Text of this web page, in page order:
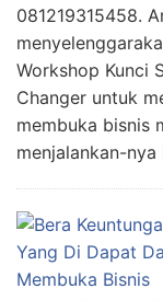
081219315458.
Workshop Kunci
Changer untuk
membuka bisnis
menjalankan-